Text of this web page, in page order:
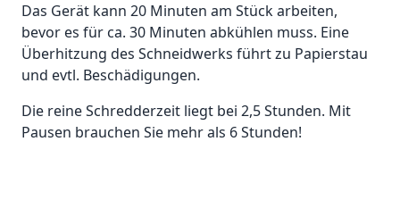
Das Gerät kann 20 Minuten am Stück arbeiten,
bevor es für ca. 30 Minuten abkühlen muss. Eine
Überhitzung des Schneidwerks führt zu Papierstau
und evtl. Beschädigungen.
Die reine Schredderzeit liegt bei 2,5 Stunden. Mit
Pausen brauchen Sie mehr als 6 Stunden!